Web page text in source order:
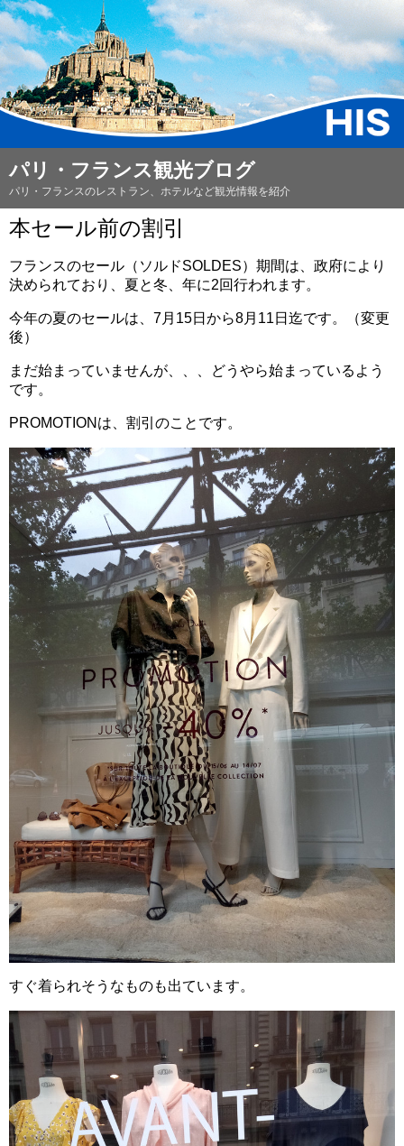
パリ・フランス観光ブログ
パリ・フランスのレストラン、ホテルなど観光情報を紹介
本セール前の割引
フランスのセール（ソルドSOLDES）期間は、政府により
決められており、夏と冬、年に2回行われます。
今年の夏のセールは、7月15日から8月11日迄です。（変更
後）
まだ始まっていませんが、、、どうやら始まっているよう
です。
PROMOTIONは、割引のことです。
すぐ着られそうなものも出ています。